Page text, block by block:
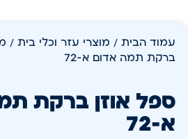
עמוד הבית / מוצרי עזר וכלי בית /
ברקת תמה אדום א-72
ספל אוזן ברקת
א-72